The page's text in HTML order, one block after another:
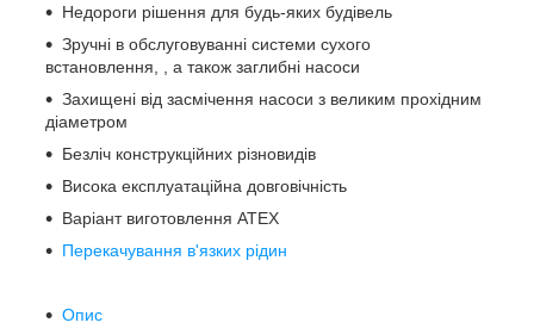
Недороги рішення для будь-яких будівель
Зручні в обслуговуванні системи сухого
встановлення, , а також заглибні насоси
Захищені від засмічення насоси з великим прохідним
діаметром
Безліч конструкційних різновидів
Висока експлуатаційна довговічність
Варіант виготовлення ATEX
Перекачування в'язких рідин
Опис